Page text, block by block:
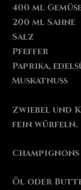
400 ml
200 ml Sahne
Salz
Pfeffer
Paprika,
Muskatnuss
Zwiebel und
fein würfeln.
Öl oder